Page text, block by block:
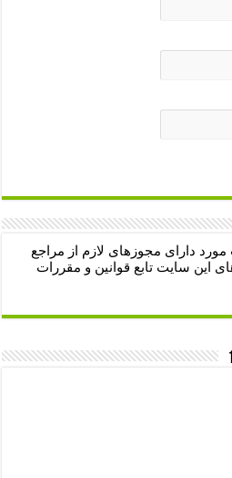
دارای مجوزهای لازم از مراجع
این سایت تابع قوانین و مقررات